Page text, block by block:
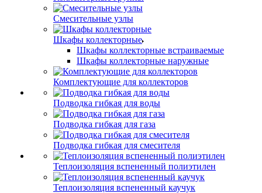
Смесительные узлы
Шкафы коллекторные
Шкафы коллекторные встраиваемые
Шкафы коллекторные наружные
Комплектующие для коллекторов
Подводка гибкая для воды
Подводка гибкая для газа
Подводка гибкая для смесителя
Теплоизоляция вспененный полиэтилен
Теплоизоляция вспененный каучук